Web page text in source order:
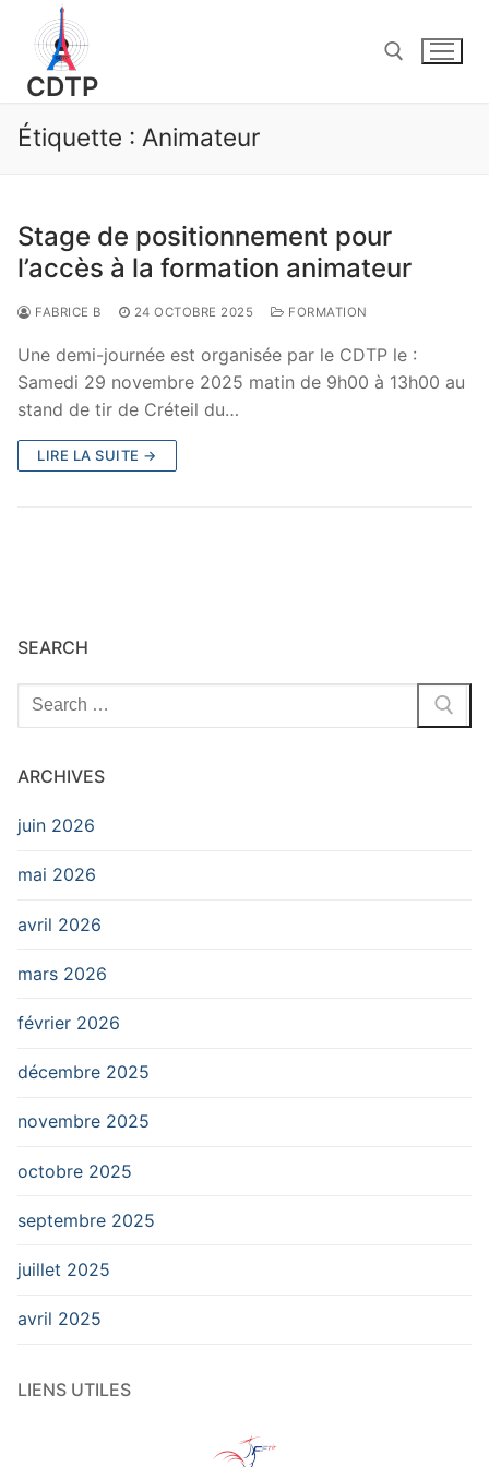
contenu
CDTP
Rechercher :
Étiquette : Animateur
Stage de positionnement pour
l’accès à la formation animateur
FABRICE B 24 OCTOBRE 2025 FORMATION
Une demi-journée est organisée par le CDTP le :
Samedi 29 novembre 2025 matin de 9h00 à 13h00 au
stand de tir de Créteil du…
LIRE LA SUITE →
SEARCH
Rechercher
:
ARCHIVES
juin 2026
mai 2026
avril 2026
mars 2026
février 2026
décembre 2025
novembre 2025
octobre 2025
septembre 2025
juillet 2025
avril 2025
LIENS UTILES